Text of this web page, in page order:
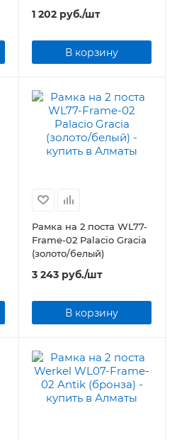
1 202руб./шт
В корзину
Рамка на 2 поста WL77-
Frame-02 Palacio Gracia
(золото/белый)
3 243руб./шт
В корзину